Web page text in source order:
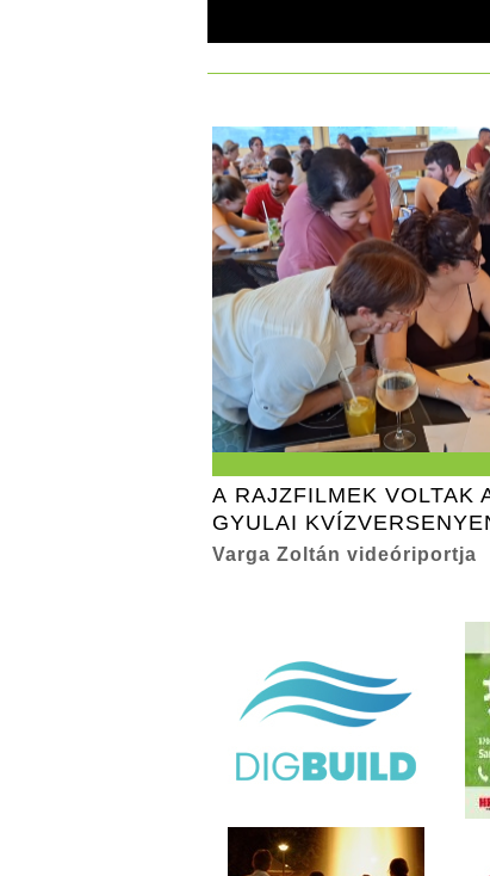
A RAJZFILMEK VOLTAK
GYULAI
Varga Zoltán videóriportja